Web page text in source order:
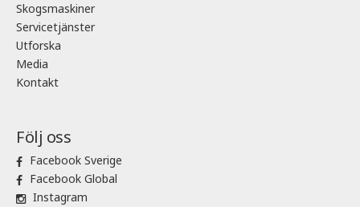
Skogsmaskiner
Servicetjänster
Utforska
Media
Kontakt
Följ oss
Facebook Sverige
Facebook Global
Instagram